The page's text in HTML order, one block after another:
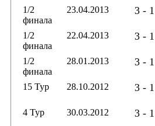
1/2
финала
23.04.2013 3 - 1
1/2
финала
22.04.2013 3 - 1
1/2
финала
28.01.2013 3 - 1
15 Тур
28.10.2012 3 - 1
4 Тур
30.03.2012 3 - 1